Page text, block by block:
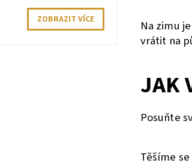
Na zimu
vrátit na
JAK
Posuňte
Těšíme
ZOBRAZIT VÍCE